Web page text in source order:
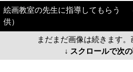
絵画教室の先生に指導してもらう
供）
まだまだ画像は続きます。
↓ スクロールで次